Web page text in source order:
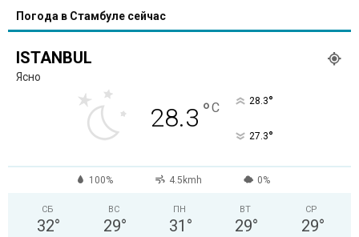
Погода в Стамбуле сейчас
ISTANBUL
Ясно
28.3 °C 28.3°
27.3°
100% 4.5kmh 0%
СБ
32°
ВС
29°
ПН
31 °
ВТ
29°
СР
29°